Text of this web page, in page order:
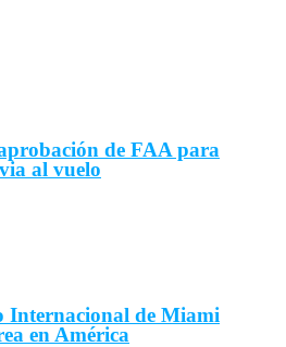
de FAA para
al vuelo
Internacional de Miami
en América